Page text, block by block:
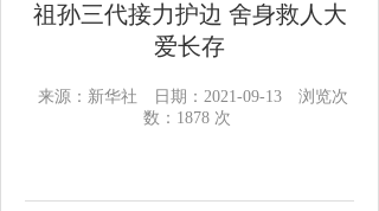
信
公
信
公
主
公
请
开
信
公
府
站
祖孙三代接力护边 舍身救人大
爱长存
来源：新华社 日期：2021-09-13
浏览次
数： 1878次